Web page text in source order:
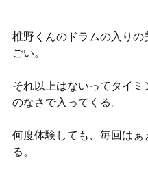
椎野くんのドラムの入りの
ごい。
それ以上はないってタイミ
のなさで入ってくる。
何度体験しても、毎回はぁ
る。